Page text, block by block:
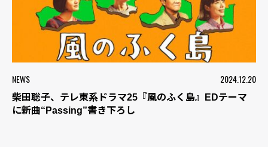
NEWS 2024.12.20
柴田聡子、テレ東系ドラマ25『風のふく島』EDテーマ
に新曲“Passing”書き下ろし